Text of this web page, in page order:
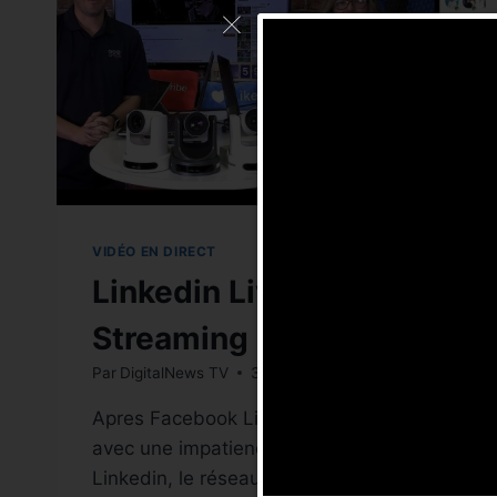
VIDÉO EN DIRECT
Linkedin Live
Streaming
Par DigitalNews TV 30 juillet 2019
Apres Facebook Live nous attendions
avec une impatience certaine la version
Linkedin, le réseau social à orientation